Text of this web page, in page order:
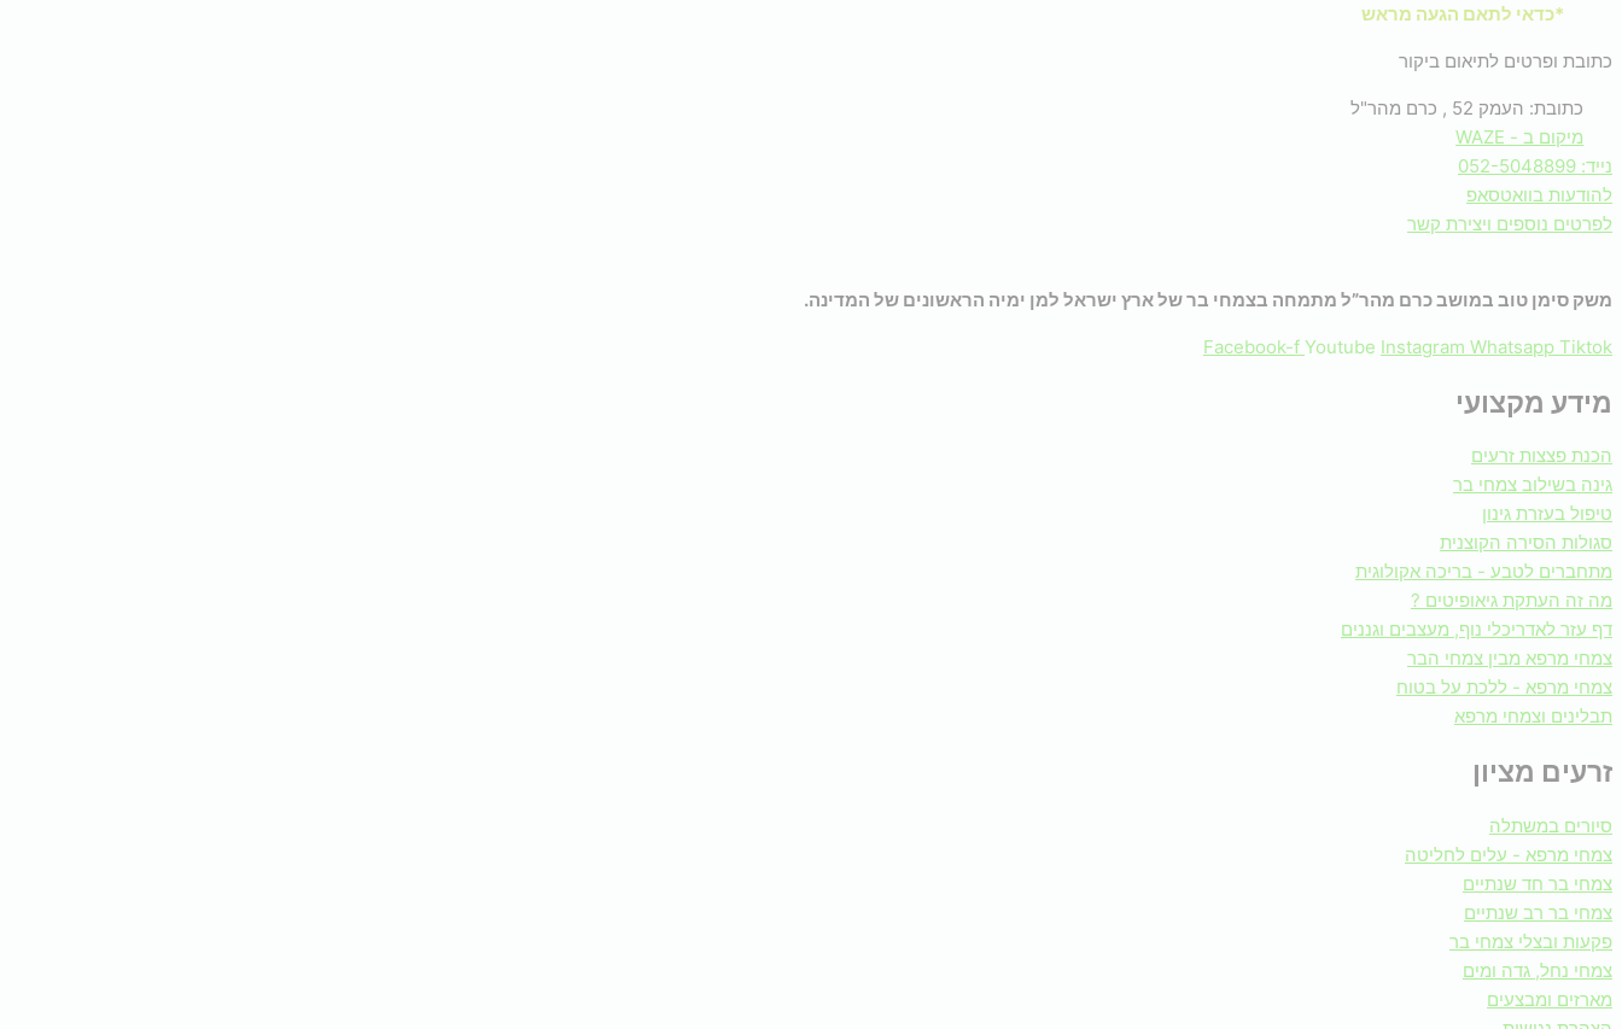
*כדאי לתאם הגעה מראש
כתובת ופרטים לתיאום ביקור
כתובת: העמק 52 , כרם מהר"ל
מיקום ב - WAZE
נייד: 052-5048899
להודעות בוואטסאפ
לפרטים נוספים ויצירת קשר
משק סימן טוב במושב כרם מהר”ל מתמחה בצמחי בר של ארץ ישראל למן ימיה הראשונים של המדינה.
Facebook-f Youtube Instagram Whatsapp Tiktok
מידע מקצועי
הכנת פצצות זרעים
גינה בשילוב צמחי בר
טיפול בעזרת גינון
סגולות הסירה הקוצנית
מתחברים לטבע - בריכה אקולוגית
מה זה העתקת גיאופיטים ?
דף עזר לאדריכלי נוף, מעצבים וגננים
צמחי מרפא מבין צמחי הבר
צמחי מרפא - ללכת על בטוח
תבלינים וצמחי מרפא
זרעים מציון
סיורים במשתלה
צמחי מרפא - עלים לחליטה
צמחי בר חד שנתיים
צמחי בר רב שנתיים
פקעות ובצלי צמחי בר
צמחי נחל, גדה ומים
מארזים ומבצעים